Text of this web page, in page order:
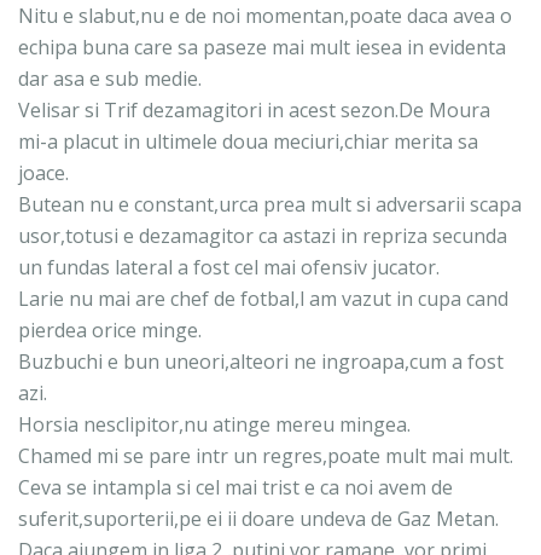
Nitu e slabut,nu e de noi momentan,poate daca avea o
echipa buna care sa paseze mai mult iesea in evidenta
dar asa e sub medie.
Velisar si Trif dezamagitori in acest sezon.De Moura
mi-a placut in ultimele doua meciuri,chiar merita sa
joace.
Butean nu e constant,urca prea mult si adversarii scapa
usor,totusi e dezamagitor ca astazi in repriza secunda
un fundas lateral a fost cel mai ofensiv jucator.
Larie nu mai are chef de fotbal,l am vazut in cupa cand
pierdea orice minge.
Buzbuchi e bun uneori,alteori ne ingroapa,cum a fost
azi.
Horsia nesclipitor,nu atinge mereu mingea.
Chamed mi se pare intr un regres,poate mult mai mult.
Ceva se intampla si cel mai trist e ca noi avem de
suferit,suporterii,pe ei ii doare undeva de Gaz Metan.